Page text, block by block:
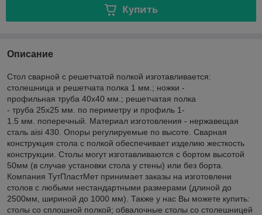
Купить
Описание
Стол сварной с решетчатой полкой изготавливается:
столешница и решетчата полка 1 мм.; ножки -
профильная труба 40х40 мм.; решетчатая полка
- труба 25х25 мм. по периметру и профиль 1-
1.5 мм. поперечный. Материал изготовления - нержавещая
сталь aisi 430. Опоры регулируемые по высоте. Сварная
конструкция стола с полкой обеспечивает изделию жесткость
конструкции. Столы могут изготавливаются с бортом высотой
50мм (в случае установки стола у стены) или без борта.
Компания ТутПластМет принимает заказы на изготовлени
столов с любыми нестандартными размерами (длиной до
2500мм, шириной до 1000 мм). Также у нас Вы можете купить:
столы со сплошной полкой; обвалочные столы со столешницей